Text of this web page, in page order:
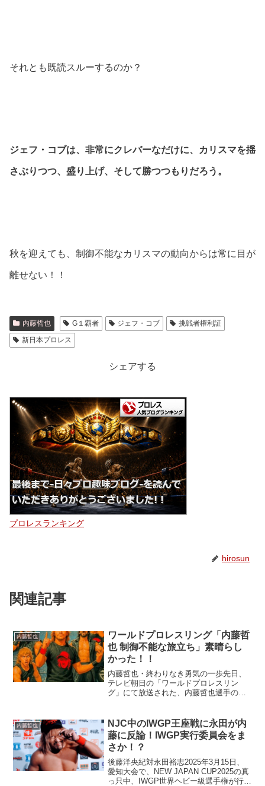
それとも既読スルーするのか？
ジェフ・コブは、非常にクレバーなだけに、カリスマを揺
さぶりつつ、盛り上げ、そして勝つつもりだろう。
秋を迎えても、制御不能なカリスマの動向からは常に目が
離せない！！
内藤哲也 G１覇者 ジェフ・コブ
挑戦者権利証
新日本プロレス
シェアする
プロレスランキング
hirosun
関連記事
内藤哲也
ワールドプロレスリング「内藤哲
也 制御不能な旅立ち」素晴らし
かった！！
内藤哲也・終わりなき勇気の一歩先日、
テレビ朝日の「ワールドプロレスリン
グ」にて放送された、内藤哲也選手の新
ものでした。私は、番組の前半Aパートで
内藤選手のインタビューが...
内藤哲也
NJC中のIWGP王座戦に永田が内
藤に反論！IWGP実行委員会をま
さか！？
後藤洋央紀対永田裕志2025年3月15日、
愛知大会で、NEW JAPAN CUP2025の真
っ只中、IWGP世界ヘビー級選手権が行わ